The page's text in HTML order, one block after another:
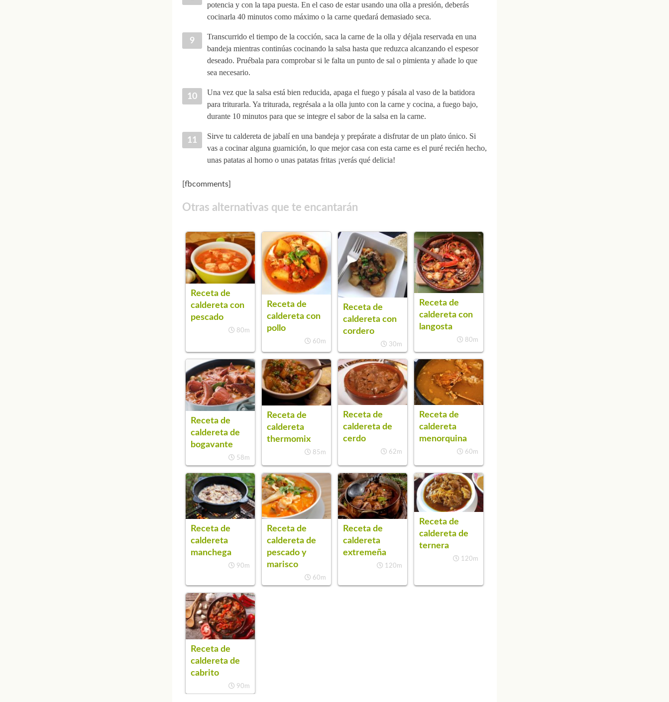
potencia y con la tapa puesta. En el caso de estar usando una olla a presión, deberás
cocinarla 40 minutos como máximo o la carne quedará demasiado seca.
Transcurrido el tiempo de la cocción, saca la carne de la olla y déjala reservada en una
bandeja mientras continúas cocinando la salsa hasta que reduzca alcanzando el espesor
deseado. Pruébala para comprobar si le falta un punto de sal o pimienta y añade lo que
sea necesario.
Una vez que la salsa está bien reducida, apaga el fuego y pásala al vaso de la batidora
para triturarla. Ya triturada, regrésala a la olla junto con la carne y cocina, a fuego bajo,
durante 10 minutos para que se integre el sabor de la salsa en la carne.
Sirve tu caldereta de jabalí en una bandeja y prepárate a disfrutar de un plato único. Si
vas a cocinar alguna guarnición, lo que mejor casa con esta carne es el puré recién hecho,
unas patatas al horno o unas patatas fritas ¡verás qué delicia!
[fbcomments]
Otras alternativas que te encantarán
Receta de
caldereta con
pescado
80m
Receta de
caldereta con
pollo
60m
Receta de
caldereta con
cordero
30m
Receta de
caldereta con
langosta
80m
Receta de
caldereta de
bogavante
58m
Receta de
caldereta
thermomix
85m
Receta de
caldereta de
cerdo
62m
Receta de
caldereta
menorquina
60m
Receta de
caldereta
manchega
90m
Receta de
caldereta de
pescado y
marisco
60m
Receta de
caldereta
extremeña
120m
Receta de
caldereta de
ternera
120m
Receta de
caldereta de
cabrito
90m